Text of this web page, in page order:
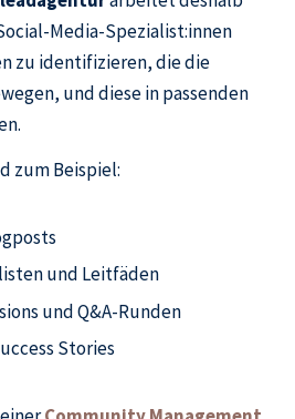
Media-Spezialist:innen
zu identifizieren, die die
und diese in passenden
zum Beispiel:
und Leitfäden
und Q&A-Runden
Stories